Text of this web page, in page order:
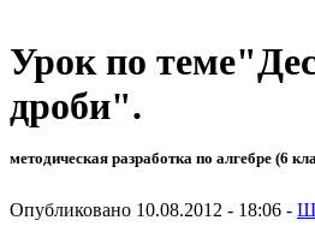
Урок по
дроби".
методическая разработка по алгебре (6
Опубликовано 10.08.2012 - 18:06 -